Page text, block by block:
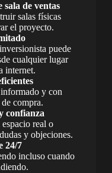
sala de ventas
salas físicas
el proyecto.
puede
cualquier lugar
internet.
y con
compra.
confianza
real o
y objeciones.
24/7
incluso cuando